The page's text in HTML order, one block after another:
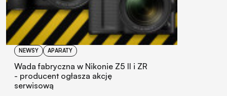
NEWSY APARATY
Wada fabryczna w Nikonie Z5 II i ZR
- producent ogłasza akcję
serwisową